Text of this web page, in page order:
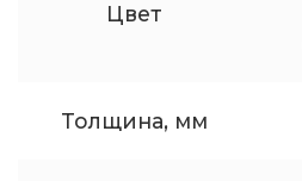
Цвет
Толщина, мм